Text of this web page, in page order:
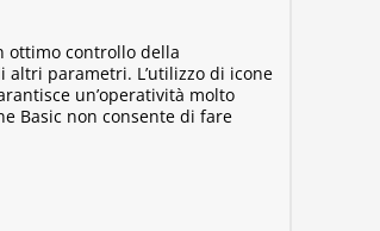
ottimo controllo della
parametri. L’utilizzo di icone
un’operatività molto
Basic non consente di fare